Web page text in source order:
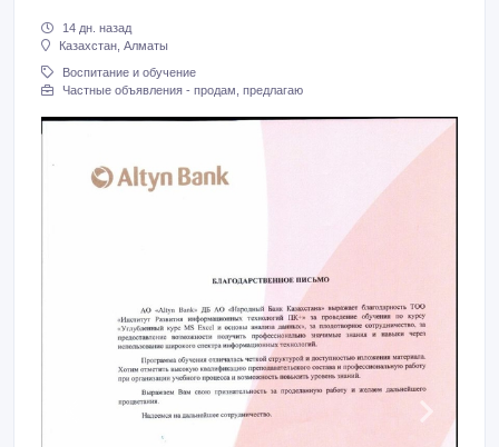
14 дн. назад
Казахстан, Алматы
Воспитание и обучение
Частные объявления - продам, предлагаю